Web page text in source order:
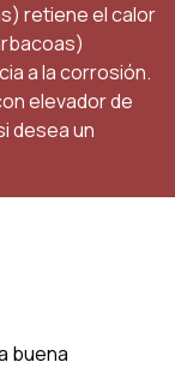
retiene el calor
a la corrosión.
elevador de
desea un
buena